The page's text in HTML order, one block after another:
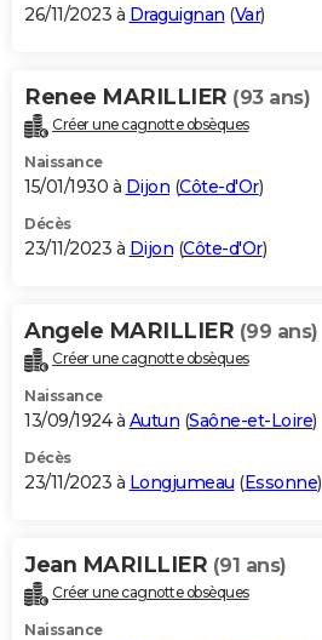
26/11/2023 à Draguignan (Var)
Renee MARILLIER (93 ans)
Créer une cagnotte obsèques
Naissance
15/01/1930 à Dijon (Côte-d'Or)
Décès
23/11/2023 à Dijon (Côte-d'Or)
Angele MARILLIER (99 ans)
Créer une cagnotte obsèques
Naissance
13/09/1924 à Autun (Saône-et-Loire)
Décès
23/11/2023 à Longjumeau (Essonne)
Jean MARILLIER (91 ans)
Créer une cagnotte obsèques
Naissance